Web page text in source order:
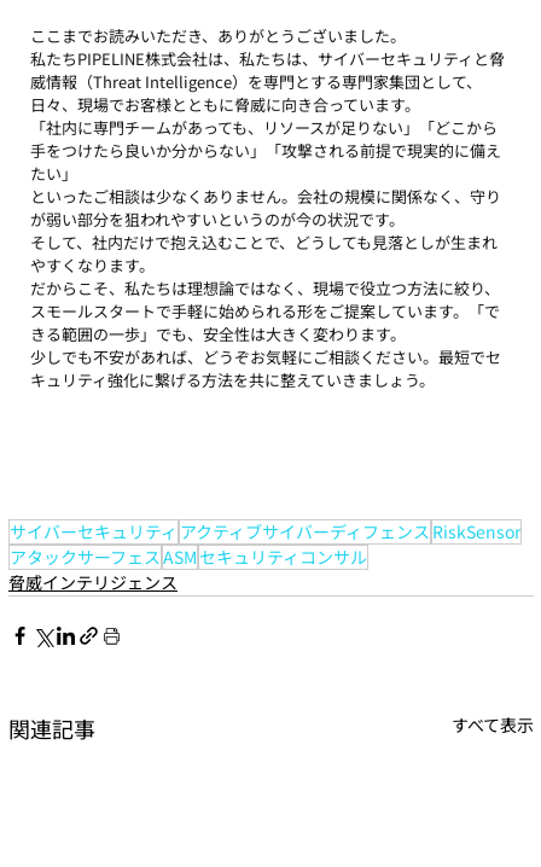
ここまでお読みいただき、ありがとうございました。
私たちPIPELINE株式会社は、私たちは、サイバーセキュリティと脅
威情報（Threat Intelligence）を専門とする専門家集団として、
日々、現場でお客様とともに脅威に向き合っています。
「社内に専門チームがあっても、リソースが足りない」「どこから
手をつけたら良いか分からない」「攻撃される前提で現実的に備え
たい」
といったご相談は少なくありません。会社の規模に関係なく、守り
が弱い部分を狙われやすいというのが今の状況です。
そして、社内だけで抱え込むことで、どうしても見落としが生まれ
やすくなります。
だからこそ、私たちは理想論ではなく、現場で役立つ方法に絞り、
スモールスタートで手軽に始められる形をご提案しています。「で
きる範囲の一歩」でも、安全性は大きく変わります。
少しでも不安があれば、どうぞお気軽にご相談ください。最短でセ
キュリティ強化に繋げる方法を共に整えていきましょう。
サイバーセキュリティ アクティブサイバーディフェンス RiskSensor
アタックサーフェス ASM セキュリティコンサル
脅威インテリジェンス
関連記事 すべて表示